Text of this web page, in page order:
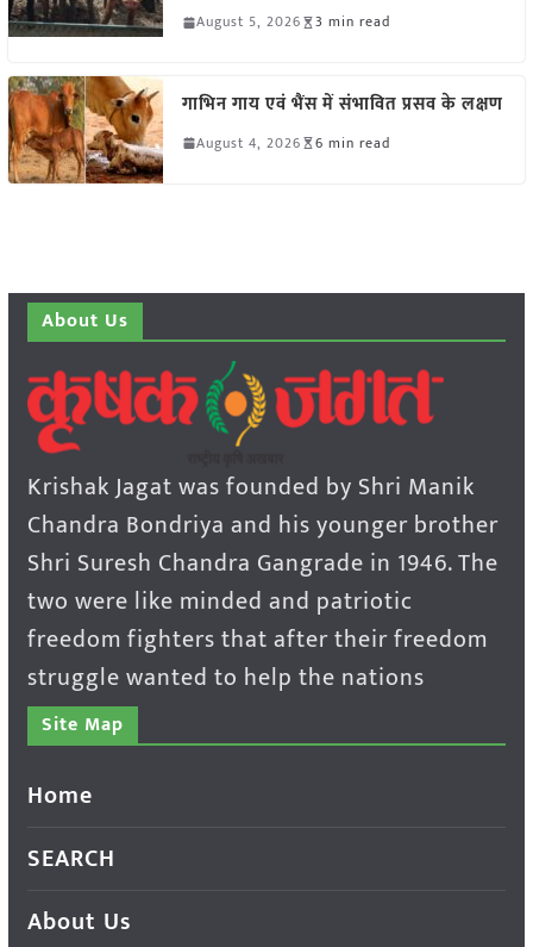
August 5, 2026 3 min read
गाभिन गाय एवं भैंस में संभावित प्रसव के लक्षण
August 4, 2026 6 min read
About Us
Krishak Jagat was founded by Shri Manik
Chandra Bondriya and his younger brother
Shri Suresh Chandra Gangrade in 1946. The
two were like minded and patriotic
freedom fighters that after their freedom
struggle wanted to help the nations
Site Map
Home
SEARCH
About Us